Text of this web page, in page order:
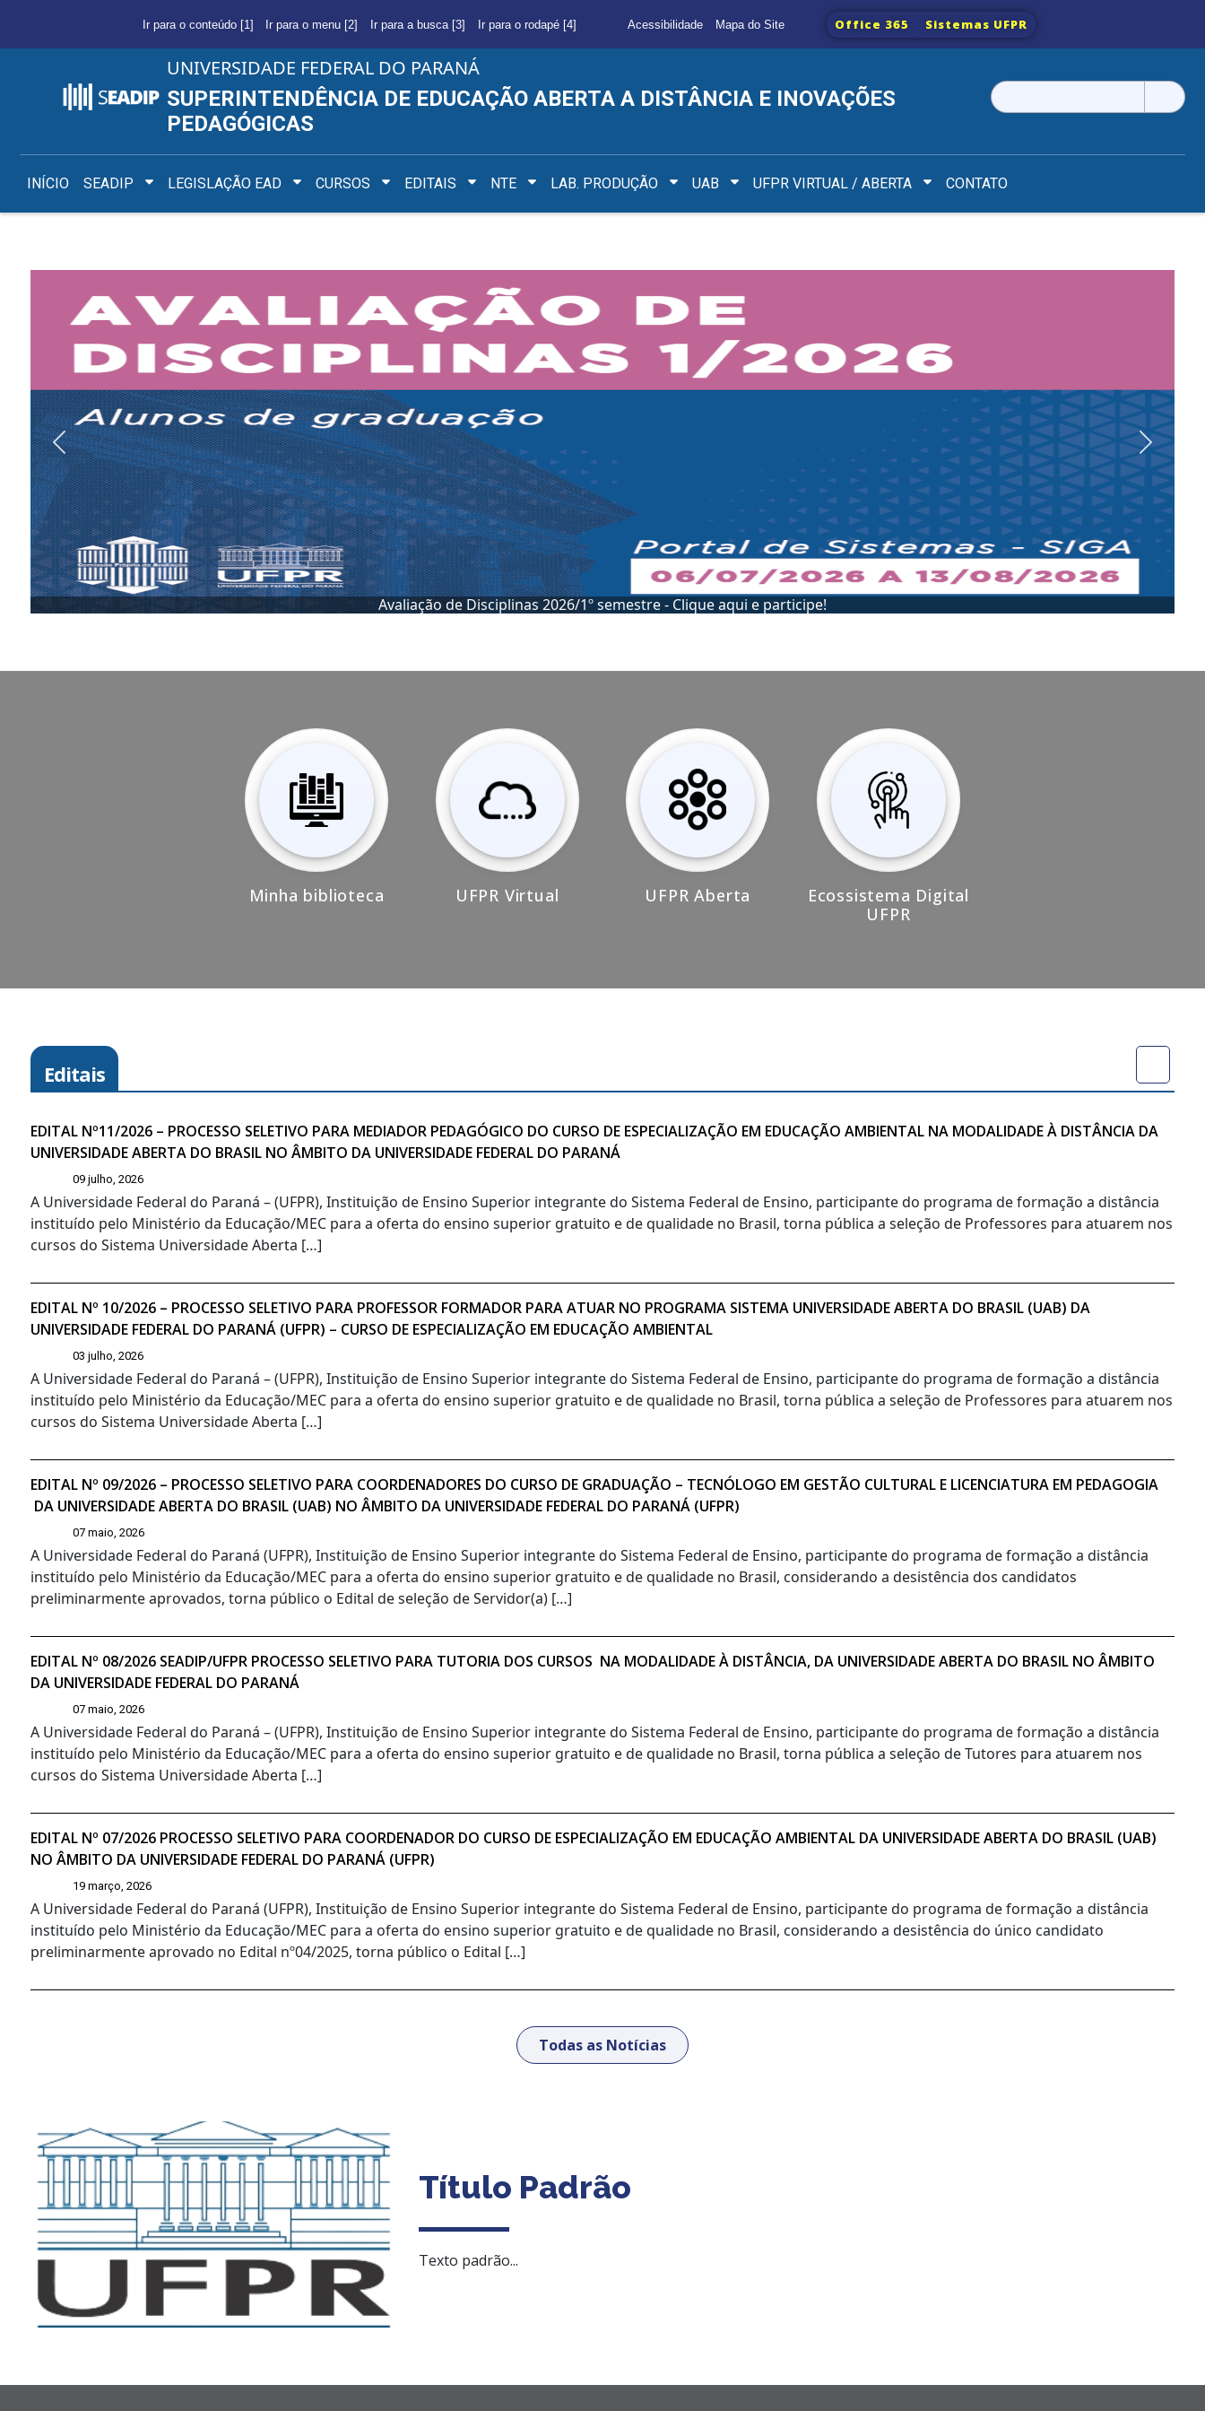
Ir para o conteúdo [1] Ir para o menu [2] Ir para a busca [3] Ir para o rodapé [4] Acessibilidade Mapa do Site Office 365 Sistemas UFPR
UNIVERSIDADE FEDERAL DO PARANÁ
SUPERINTENDÊNCIA DE EDUCAÇÃO ABERTA A DISTÂNCIA E INOVAÇÕES
PEDAGÓGICAS
Pesquisar
por:
INÍCIO SEADIP LEGISLAÇÃO EAD CURSOS EDITAIS NTE LAB. PRODUÇÃO UAB UFPR VIRTUAL / ABERTA CONTATO
Conheça a SEADIP
Previous Next
Minha biblioteca UFPR Virtual UFPR Aberta
Ecossistema Digital
UFPR
Editais
EDITAL Nº11/2026 – PROCESSO SELETIVO PARA MEDIADOR PEDAGÓGICO DO CURSO DE ESPECIALIZAÇÃO EM EDUCAÇÃO AMBIENTAL NA MODALIDADE À DISTÂNCIA DA
UNIVERSIDADE ABERTA DO BRASIL NO ÂMBITO DA UNIVERSIDADE FEDERAL DO PARANÁ
09 julho, 2026
A Universidade Federal do Paraná – (UFPR), Instituição de Ensino Superior integrante do Sistema Federal de Ensino, participante do programa de formação a distância
instituído pelo Ministério da Educação/MEC para a oferta do ensino superior gratuito e de qualidade no Brasil, torna pública a seleção de Professores para atuarem nos
cursos do Sistema Universidade Aberta […]
EDITAL Nº 10/2026 – PROCESSO SELETIVO PARA PROFESSOR FORMADOR PARA ATUAR NO PROGRAMA SISTEMA UNIVERSIDADE ABERTA DO BRASIL (UAB) DA
UNIVERSIDADE FEDERAL DO PARANÁ (UFPR) – CURSO DE ESPECIALIZAÇÃO EM EDUCAÇÃO AMBIENTAL
03 julho, 2026
A Universidade Federal do Paraná – (UFPR), Instituição de Ensino Superior integrante do Sistema Federal de Ensino, participante do programa de formação a distância
instituído pelo Ministério da Educação/MEC para a oferta do ensino superior gratuito e de qualidade no Brasil, torna pública a seleção de Professores para atuarem nos
cursos do Sistema Universidade Aberta […]
EDITAL Nº 09/2026 – PROCESSO SELETIVO PARA COORDENADORES DO CURSO DE GRADUAÇÃO – TECNÓLOGO EM GESTÃO CULTURAL E LICENCIATURA EM PEDAGOGIA
DA UNIVERSIDADE ABERTA DO BRASIL (UAB) NO ÂMBITO DA UNIVERSIDADE FEDERAL DO PARANÁ (UFPR)
07 maio, 2026
A Universidade Federal do Paraná (UFPR), Instituição de Ensino Superior integrante do Sistema Federal de Ensino, participante do programa de formação a distância
instituído pelo Ministério da Educação/MEC para a oferta do ensino superior gratuito e de qualidade no Brasil, considerando a desistência dos candidatos
preliminarmente aprovados, torna público o Edital de seleção de Servidor(a) […]
EDITAL Nº 08/2026 SEADIP/UFPR PROCESSO SELETIVO PARA TUTORIA DOS CURSOS NA MODALIDADE À DISTÂNCIA, DA UNIVERSIDADE ABERTA DO BRASIL NO ÂMBITO
DA UNIVERSIDADE FEDERAL DO PARANÁ
07 maio, 2026
A Universidade Federal do Paraná – (UFPR), Instituição de Ensino Superior integrante do Sistema Federal de Ensino, participante do programa de formação a distância
instituído pelo Ministério da Educação/MEC para a oferta do ensino superior gratuito e de qualidade no Brasil, torna pública a seleção de Tutores para atuarem nos
cursos do Sistema Universidade Aberta […]
EDITAL Nº 07/2026 PROCESSO SELETIVO PARA COORDENADOR DO CURSO DE ESPECIALIZAÇÃO EM EDUCAÇÃO AMBIENTAL DA UNIVERSIDADE ABERTA DO BRASIL (UAB)
NO ÂMBITO DA UNIVERSIDADE FEDERAL DO PARANÁ (UFPR)
19 março, 2026
A Universidade Federal do Paraná (UFPR), Instituição de Ensino Superior integrante do Sistema Federal de Ensino, participante do programa de formação a distância
instituído pelo Ministério da Educação/MEC para a oferta do ensino superior gratuito e de qualidade no Brasil, considerando a desistência do único candidato
preliminarmente aprovado no Edital nº04/2025, torna público o Edital […]
Todas as Notícias
Título Padrão
Texto padrão...